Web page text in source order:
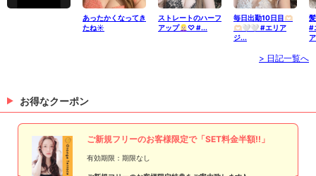
あったかくなってき
たね☀️
ストレートのハーフ
アップ👱🏻‍♀️♡ #...
毎日出勤10日目🫶🏻
🫶🏻🤍🤍 #エリア
ジ...
#
> 日記一覧へ
お得なクーポン
ご新規フリーのお客様限定で「SET料金半額!!」
有効期限：期限なし